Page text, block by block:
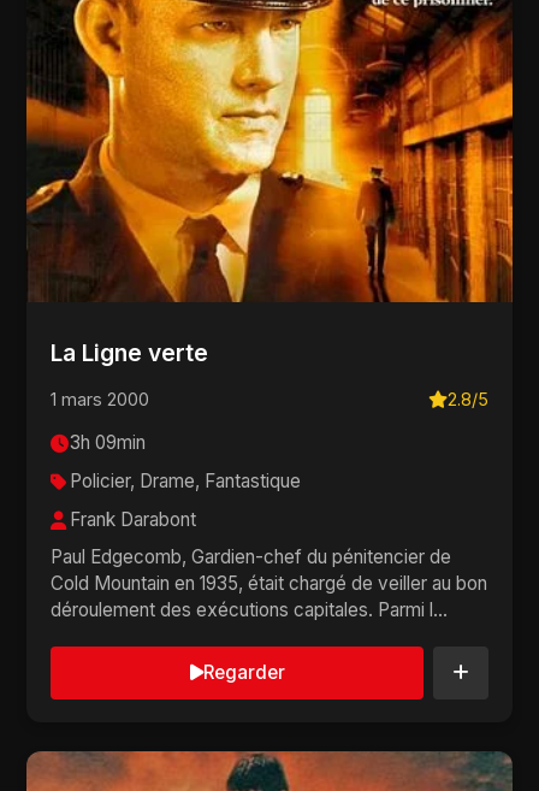
La Ligne verte
1 mars 2000 2.8/5
3h 09min
Policier, Drame, Fantastique
Frank Darabont
Paul Edgecomb, Gardien-chef du pénitencier de
Cold Mountain en 1935, était chargé de veiller au bon
déroulement des exécutions capitales. Parmi l...
Regarder